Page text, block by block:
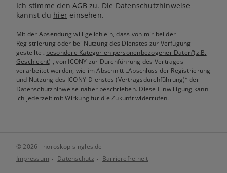
Ich stimme denAGB zu. Die Datenschutzhinweise
kannst du hiereinsehen.
Mit der Absendung willige ich ein, dass von mir bei der
Registrierung oder bei Nutzung des Dienstes zur Verfügung
gestellte„besondere Kategorien personenbezogener Daten“(z.B.
Geschlecht) , von ICONY zur Durchführung des Vertrages
verarbeitet werden, wie im Abschnitt „Abschluss der Registrierung
und Nutzung des ICONY-Dienstes (Vertragsdurchführung)“ der
Datenschutzhinweise näher beschrieben. Diese Einwilligung kann
ich jederzeit mit Wirkung für die Zukunft widerrufen.
© 2026 - horoskop-singles.de
Impressum
Datenschutz Barrierefreiheit